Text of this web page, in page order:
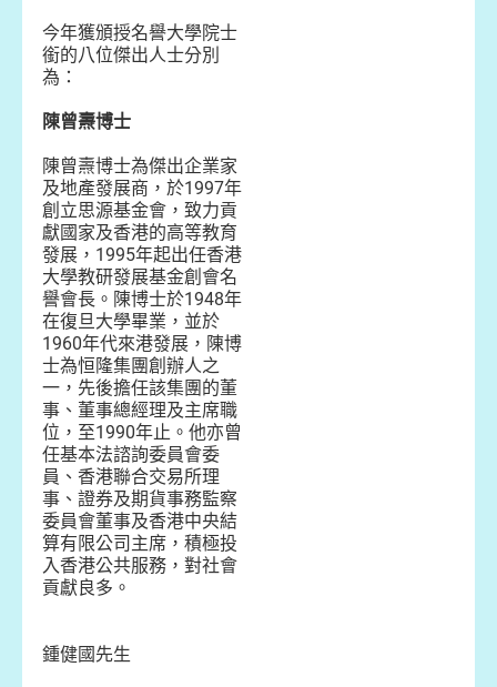
今年獲頒授名譽大學院士
銜的八位傑出人士分別
為：
陳曾燾博士
陳曾燾博士為傑出企業家
及地產發展商，於1997年
創立思源基金會，致力貢
獻國家及香港的高等教育
發展，1995年起出任香港
大學教研發展基金創會名
譽會長。陳博士於1948年
在復旦大學畢業，並於
1960年代來港發展，陳博
士為恒隆集團創辦人之
一，先後擔任該集團的董
事、董事總經理及主席職
位，至1990年止。他亦曾
任基本法諮詢委員會委
員、香港聯合交易所理
事、證券及期貨事務監察
委員會董事及香港中央結
算有限公司主席，積極投
入香港公共服務，對社會
貢獻良多。
鍾健國先生